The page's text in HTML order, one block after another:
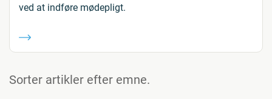
ved at indføre mødepligt.
Sorter artikler efter emne.